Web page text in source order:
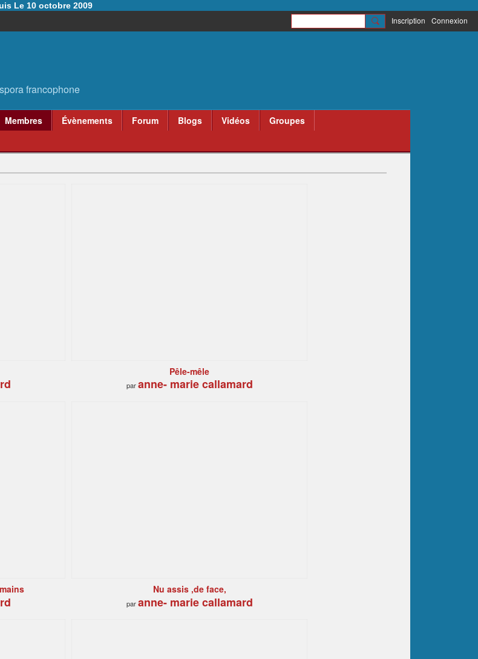
Le 10 octobre 2009
Inscription Connexion
Membres Évènements Forum Blogs Vidéos
Groupes
Pêle-mêle
paranne- marie callamard
Nu assis ,de face,
paranne- marie callamard